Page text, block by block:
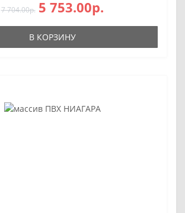
7 704.00р. 5 753.00р.
В КОРЗИНУ